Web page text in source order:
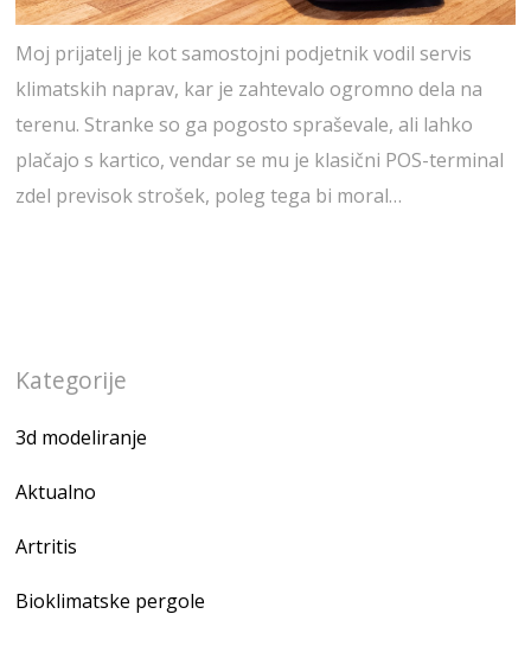
Moj prijatelj je kot samostojni podjetnik vodil servis
klimatskih naprav, kar je zahtevalo ogromno dela na
terenu. Stranke so ga pogosto spraševale, ali lahko
plačajo s kartico, vendar se mu je klasični POS-terminal
zdel previsok strošek, poleg tega bi moral…
Kategorije
3d modeliranje
Aktualno
Artritis
Bioklimatske pergole